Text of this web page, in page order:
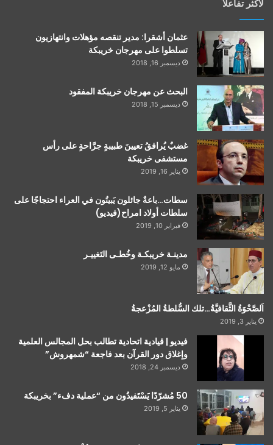
لأكثر تفاعلاً
عثمان أشقرا: مدير تنقصه مؤهلات وانتهازيون
تسلطوا على مهرجان خريبكة
ديسمبر 16, 2018
البحث عن مهرجان خريبكة المفقود
ديسمبر 15, 2018
غضبٌ يُرافقُ تعيينَ طبيبةٍ جرَّاحةٍ على رأس
مستشفى خريبكة
يناير 16, 2019
سطات…باعةٌ جائلون يَبيتُون في العراء احتجاجًا على
سلطات أولاد امراح(فيديو)
فبراير 10, 2019
مدينـة خريبكـة وخُطـى التَغييـر
مايو 12, 2019
اَلصَّحْوَةُ الثَّقافيَّةُ…تلك السُّلطةُ المُزْعجةُ
يناير 3, 2019
فيديو | قيادية اتحادية تطالب بحل المجالس العلمية
وإغلاق دور القرآن بعد فاجعة “شمهروش”
ديسمبر 24, 2018
50 مُشرّدًا يَسْتَفيدُون من “عملية دفء” بخريبكة
يناير 5, 2019